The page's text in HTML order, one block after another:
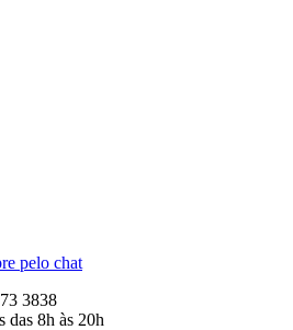
pelo chat
3838
das 8h às 20h